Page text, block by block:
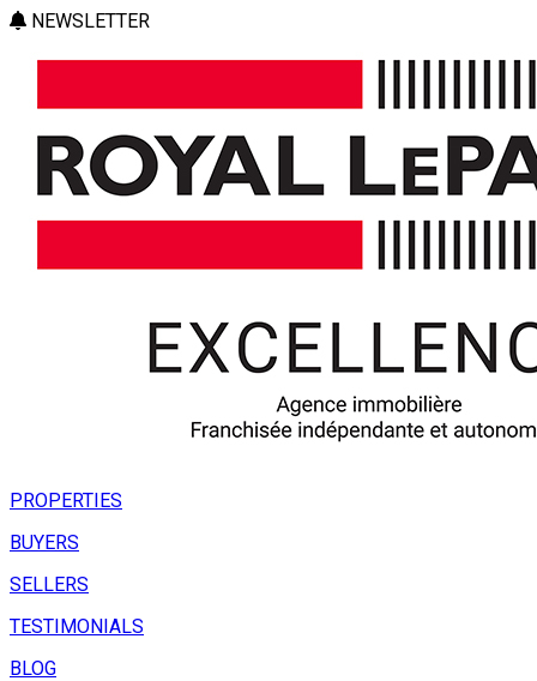
NEWSLETTER
PROPERTIES
BUYERS
SELLERS
TESTIMONIALS
BLOG